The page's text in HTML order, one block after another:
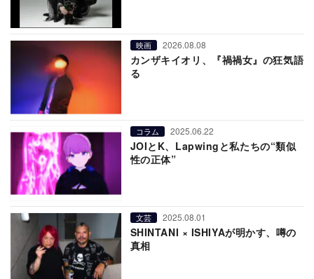
映画 2026.08.08
カンザキイオリ、『禍禍女』の狂気語
る
コラム 2025.06.22
JOIとK、Lapwingと私たちの“類似
性の正体”
文芸 2025.08.01
SHINTANI × ISHIYAが明かす、噂の
真相